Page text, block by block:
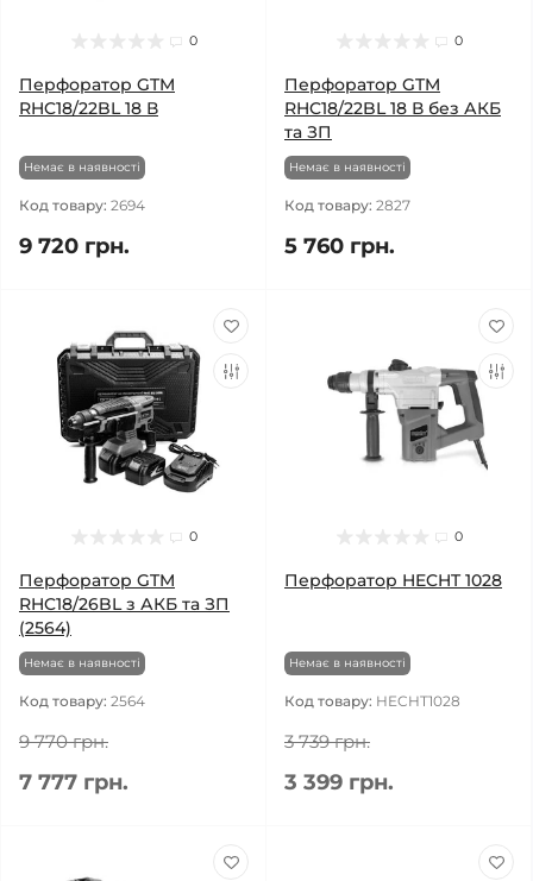
0
Перфоратор GTM
RHC18/22BL 18 В
Немає в наявності
Код товару: 2694
9 720 грн.
0
Перфоратор GTM
RHC18/22BL 18 В без АКБ
та ЗП
Немає в наявності
Код товару: 2827
5 760 грн.
0
Перфоратор GTM
RHC18/26BL з АКБ та ЗП
(2564)
Немає в наявності
Код товару: 2564
9 770 грн.
7 777 грн.
0
Перфоратор HECHT 1028
Немає в наявності
Код товару: HECHT1028
3 739 грн.
3 399 грн.